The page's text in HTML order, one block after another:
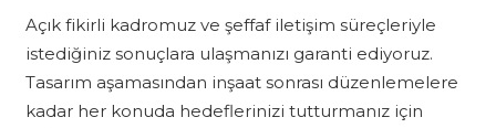
Açık fikirli kadromuz ve şeffaf iletişim süreçleriyle
istediğiniz sonuçlara ulaşmanızı garanti ediyoruz.
Tasarım aşamasından inşaat sonrası düzenlemelere
kadar her konuda hedeflerinizi tutturmanız için